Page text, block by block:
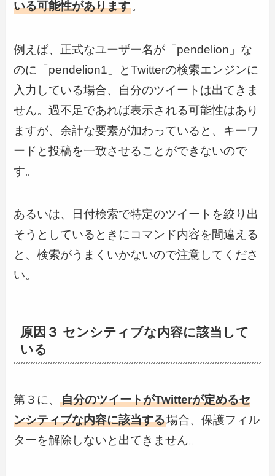
いる可能性があります。
例えば、正式なユーザー名が「pendelion」な
のに「pendelion1」とTwitterの検索エンジンに
入力している場合、自分のツイートは出てきま
せん。過不足であれば表示される可能性はあり
ますが、余計な要素が加わっていると、キーワ
ードと投稿を一致させることができないので
す。
あるいは、日付検索で特定のツイートを絞り出
そうとしているときにコマンド内容を間違える
と、検索がうまくいかないので注意してくださ
い。
原因３ センシティブな内容に該当して
いる
第３に、自分のツイートがTwitterが定めるセ
ンシティブな内容に該当する場合、保護フィル
ターを解除しないと出てきません。